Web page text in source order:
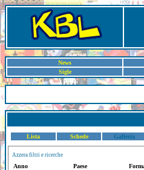
News
Sigle
Lista Schede Galleria
Azzera filtri e ricerche
Anno Paese